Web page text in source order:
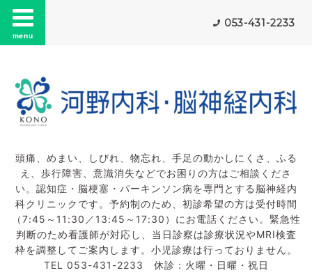
menu
053-431-2233
頭痛、めまい、しびれ、物忘れ、手足の動かしにくさ、ふる
え、歩行障害、意識消失などでお困りの方はご相談くださ
い。認知症・脳梗塞・パーキンソン病を専門とする脳神経内
科クリニックです。予約制のため、初診希望の方は受付時間
（7:45～11:30／13:45～17:30）にお電話ください。緊急性
判断のため看護師が対応し、当日診察は診療状況やMRI検査
枠を調整してご案内します。小児診療は行っておりません。
TEL 053-431-2233 休診：火曜・日曜・祝日